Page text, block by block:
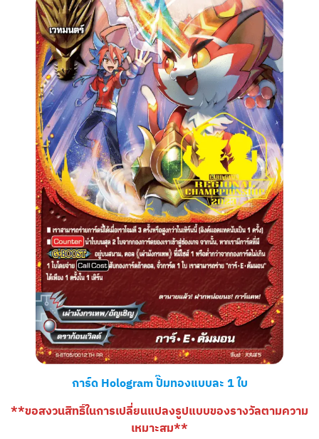
การ์ด Hologram ปั๊มทองแบบละ 1 ใบ
**ขอสงวนสิทธิ์ในการเปลี่ยนแปลงรูปแบบของรางวัลตามความ
เหมาะสม**